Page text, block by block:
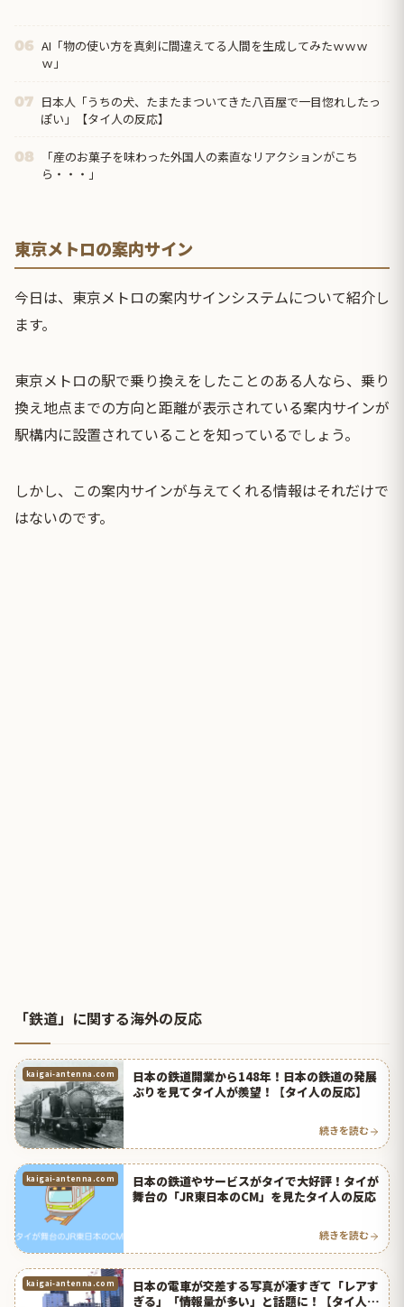
06 AI「物の使い方を真剣に間違えてる人間を生成してみたｗｗｗ
ｗ」
07 日本人「うちの犬、たまたまついてきた八百屋で一目惚れしたっ
ぽい」【タイ人の反応】
08
「産のお菓子を味わった外国人の素直なリアクションがこち
ら・・・」
東京メトロの案内サイン
今日は、東京メトロの案内サインシステムについて紹介し
ます。
東京メトロの駅で乗り換えをしたことのある人なら、乗り
換え地点までの方向と距離が表示されている案内サインが
駅構内に設置されていることを知っているでしょう。
しかし、この案内サインが与えてくれる情報はそれだけで
はないのです。
「鉄道」に関する海外の反応
kaigai-antenna.com
日本の鉄道開業から148年！日本の鉄道の発展
ぶりを見てタイ人が羨望！【タイ人の反応】
続きを読む
kaigai-antenna.com
日本の鉄道やサービスがタイで大好評！タイが
舞台の「JR東日本のCM」を見たタイ人の反応
続きを読む
kaigai-antenna.com
日本の電車が交差する写真が凄すぎて「レアす
ぎる」「情報量が多い」と話題に！【タイ人の